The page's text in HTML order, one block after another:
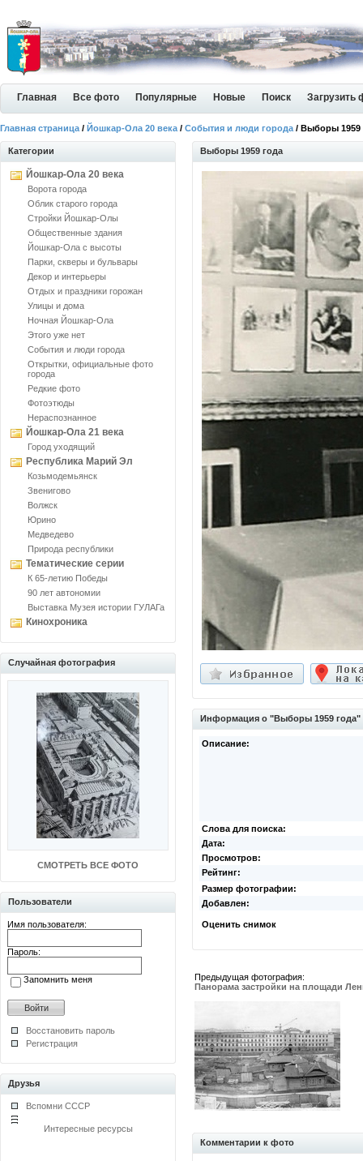
Главная Все фото Популярные Новые Поиск Загрузить
Главная страница / Йошкар-Ола 20 века / События и люди города / Выборы 1959
Категории
Йошкар-Ола 20 века
Ворота города
Облик старого города
Стройки Йошкар-Олы
Общественные здания
Йошкар-Ола с высоты
Парки, скверы и бульвары
Декор и интерьеры
Отдых и праздники горожан
Улицы и дома
Ночная Йошкар-Ола
Этого уже нет
События и люди города
Открытки, официальные фото
города
Редкие фото
Фотоэтюды
Нераспознанное
Йошкар-Ола 21 века
Город уходящий
Республика Марий Эл
Козьмодемьянск
Звенигово
Волжск
Юрино
Медведево
Природа республики
Тематические серии
К 65-летию Победы
90 лет автономии
Выставка Музея истории ГУЛАГа
Кинохроника
Случайная фотография
СМОТРЕТЬ ВСЕ ФОТО
Пользователи
Имя пользователя:
Пароль:
Запомнить меня
Восстановить пароль
Регистрация
Друзья
Вспомни СССР
Интересные ресурсы
Выборы 1959 года
Информация о "Выборы 1959 года"
Описание:
Слова для поиска:
Дата:
Просмотров:
Рейтинг:
Размер фотографии:
Добавлен:
Оценить снимок
Предыдущая фотография:
Панорама застройки на площади
Комментарии к фото